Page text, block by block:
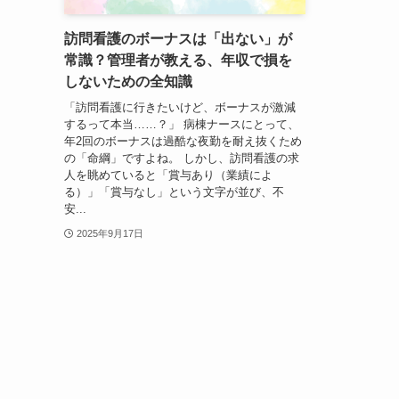
訪問看護のボーナスは「出ない」が
常識？管理者が教える、年収で損を
しないための全知識
「訪問看護に行きたいけど、ボーナスが激減
するって本当……？」 病棟ナースにとって、
年2回のボーナスは過酷な夜勤を耐え抜くため
の「命綱」ですよね。 しかし、訪問看護の求
人を眺めていると「賞与あり（業績によ
る）」「賞与なし」という文字が並び、不
安...
2025年9月17日